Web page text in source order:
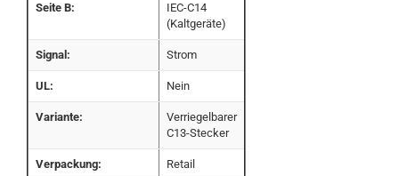
Seite B:
IEC-C14
(Kaltgeräte)
Signal: Strom
UL: Nein
Variante:
Verriegelbarer
C13-Stecker
Verpackung: Retail